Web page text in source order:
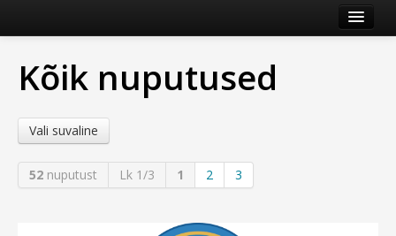
Veebileht
Kategooriad
Kõik nuputused
Vali suvaline
52 nuputust Lk 1/3 1 2 3